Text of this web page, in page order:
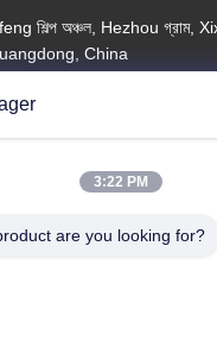
শিল্প অঞ্চল, Hezhou গ্রাম,
China
3:22 PM
are you looking for?